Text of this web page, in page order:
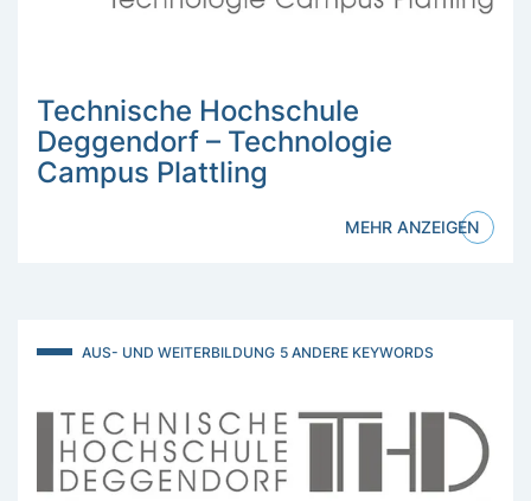
Technische Hochschule
Deggendorf – Technologie
Campus Plattling
MEHR ANZEIGEN
AUS- UND WEITERBILDUNG 5 ANDERE KEYWORDS